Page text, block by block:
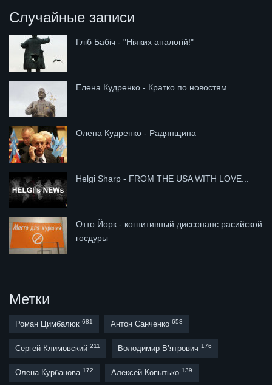
Случайные записи
Гліб Бабіч - "Ніяких аналогій!"
Елена Кудренко - Кратко по новостям
Олена Кудренко - Радянщина
Helgi Sharp - FROM THE USA WITH LOVE...
Отто Йорк - когнитивный диссонанс расийской
госдуры
Метки
Роман Цимбалюк 681 Антон Санченко 653
Сергей Климовский 211 Володимир В’ятрович 176
Олена Курбанова 172 Алексей Копытько 139